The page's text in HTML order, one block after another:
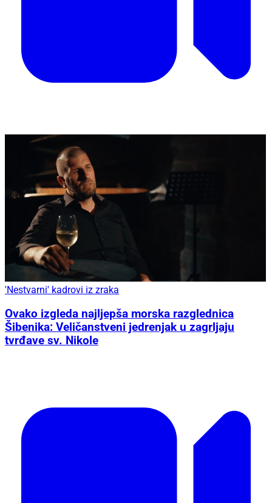
'Nestvarni' kadrovi iz zraka
Ovako izgleda najljepša morska razglednica
Šibenika: Veličanstveni jedrenjak u zagrljaju
tvrđave sv. Nikole